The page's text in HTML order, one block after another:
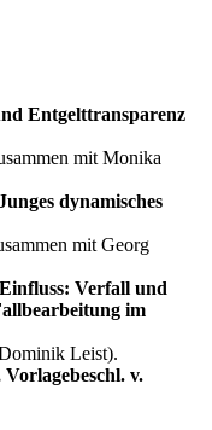
Entgelttransparenz
mit Monika
dynamisches
mit Georg
Verfall und
im
Leist).
v.